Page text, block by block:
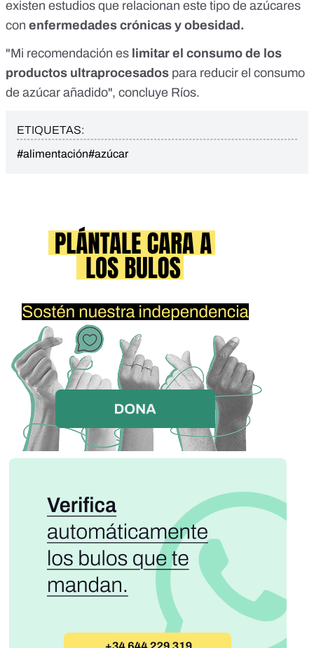
existen estudios que relacionan este tipo de azúcares
con enfermedades crónicas y obesidad.
"Mi recomendación es limitar el consumo de los
productos ultraprocesados para reducir el consumo
de azúcar añadido", concluye Ríos.
ETIQUETAS:
#alimentación#azúcar